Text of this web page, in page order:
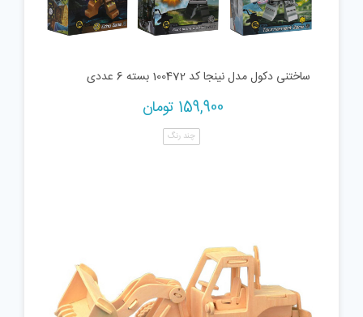
ساختنی دکول مدل نینجا کد 100472 بسته 6 عددی
159,900 تومان
چند رنگ